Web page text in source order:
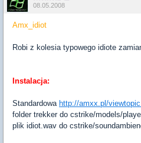
08.05.2008
Amx_idiot
Robi z kolesia typowego idiote
Instalacja:
Standardowa http://amxx.pl/
folder trekker do cstrike/models/
plik idiot.wav do cstrike/